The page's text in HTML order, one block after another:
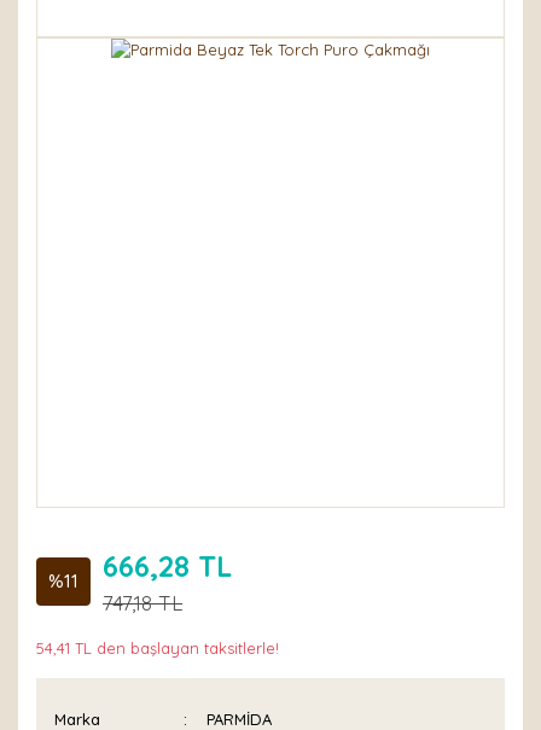
%11 666,28 TL
747,18 TL
54,41 TL den başlayan taksitlerle!
Marka PARMİDA